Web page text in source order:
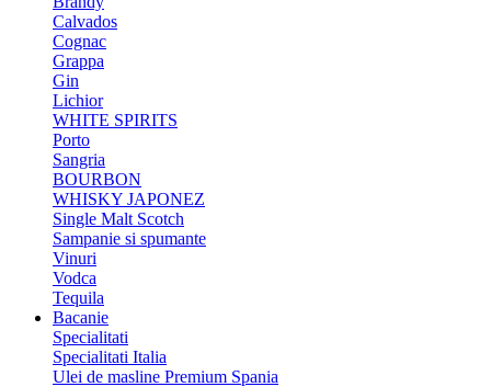
Calvados
Cognac
Grappa
Gin
Lichior
WHITE SPIRITS
Porto
Sangria
BOURBON
WHISKY JAPONEZ
Single Malt Scotch
Sampanie si spumante
Vinuri
Vodca
Tequila
Bacanie
Specialitati
Specialitati Italia
Ulei de masline Premium Spania